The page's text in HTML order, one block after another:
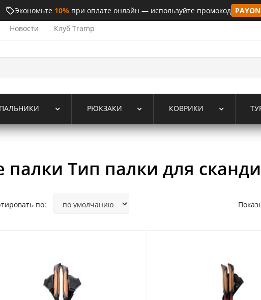
Экономьте 10%при оплате онлайн — используйте промокод
Новости Клуб Tramp
РЮКЗАКИ КОВРИКИ
палки Тип палки для
по: